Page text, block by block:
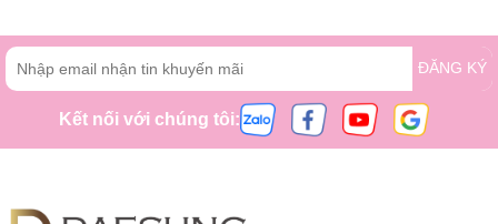
ĐĂNG KÝ
Kết nối với chúng tôi: